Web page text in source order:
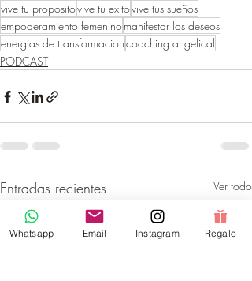
vive tu propositovive tu exitovive tus sueños
empoderamiento femeninomanifestar los deseos
energias de transformacioncoaching angelical
PODCAST
Entradas recientes Ver todo
Whatsapp Email Instagram Regalo